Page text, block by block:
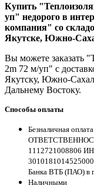
Купить
уп" недорого в
компания" со
Якутске, Южно-
Вы можете заказать
2m 72 м/уп" с
Якутску, Южно-
Дальнему Востоку.
Способы оплаты
Безналичная
1112721008806
Банка ВТБ (ПАО) в
Наличными